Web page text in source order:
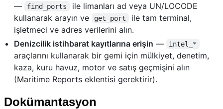
—
find_ports
ile limanları ad veya UN/LOCODE
kullanarak arayın ve
get_port
ile tam terminal,
işletmeci ve adres verilerini alın.
Denizcilik istihbarat kayıtlarına erişin — intel_*
araçlarını kullanarak bir gemi için mülkiyet, denetim,
kaza, kuru havuz, motor ve satış geçmişini alın
(Maritime Reports eklentisi gerektirir).
Dokümantasyon